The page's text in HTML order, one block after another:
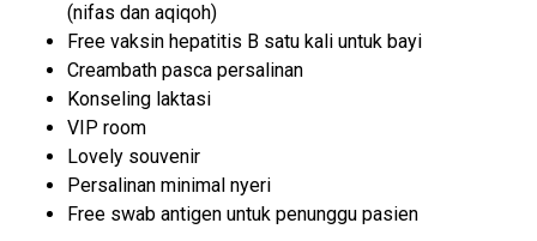
(nifas dan aqiqoh)
Free vaksin hepatitis B satu kali untuk bayi
Creambath pasca persalinan
Konseling laktasi
VIP room
Lovely souvenir
Persalinan minimal nyeri
Free swab antigen untuk penunggu pasien